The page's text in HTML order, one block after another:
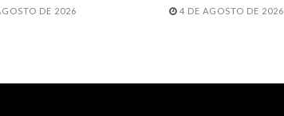
DE 2026 4 DE AGOSTO DE 2026